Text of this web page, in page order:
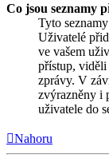
Co jsou seznamy
Tyto
Uživatelé
ve vašem
přístup,
zprávy. V
zvýrazněny i
uživatele do
Nahoru